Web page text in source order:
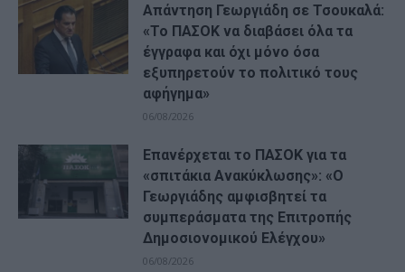
Απάντηση Γεωργιάδη σε Τσουκαλά:
«Το ΠΑΣΟΚ να διαβάσει όλα τα
έγγραφα και όχι μόνο όσα
εξυπηρετούν το πολιτικό τους
αφήγημα»
06/08/2026
Επανέρχεται το ΠΑΣΟΚ για τα
«σπιτάκια Ανακύκλωσης»: «Ο
Γεωργιάδης αμφισβητεί τα
συμπεράσματα της Επιτροπής
Δημοσιονομικού Ελέγχου»
06/08/2026